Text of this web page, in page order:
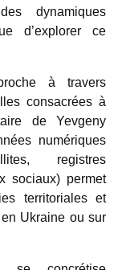
dynamiques
d’explorer ce
à travers
consacrées à
de Yevgeny
numériques
registres
sociaux) permet
territoriales et
Ukraine ou sur